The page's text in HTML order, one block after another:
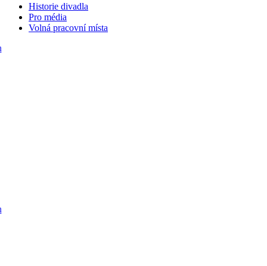
Historie divadla
Pro média
Volná pracovní místa